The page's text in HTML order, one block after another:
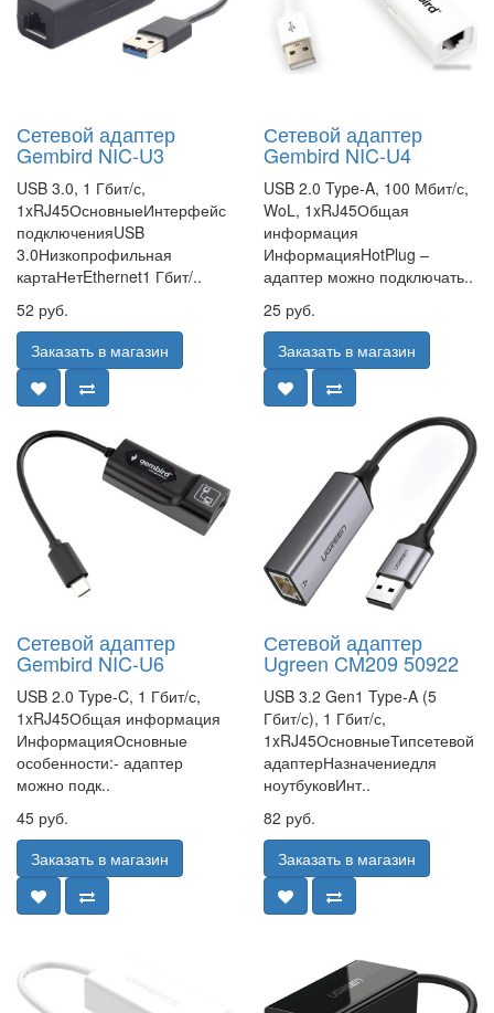
Сетевой адаптер
Gembird NIC-U3
USB 3.0, 1 Гбит/с,
1xRJ45ОсновныеИнтерфейс
подключенияUSB
3.0Низкопрофильная
картаНетEthernet1 Гбит/..
52 руб.
Заказать в магазин
Сетевой адаптер
Gembird NIC-U4
USB 2.0 Type-A, 100 Мбит/с,
WoL, 1xRJ45Общая
информация
ИнформацияHotPlug –
адаптер можно подключать..
25 руб.
Заказать в магазин
Сетевой адаптер
Gembird NIC-U6
USB 2.0 Type-C, 1 Гбит/с,
1xRJ45Общая информация
ИнформацияОсновные
особенности:- адаптер
можно подк..
45 руб.
Заказать в магазин
Сетевой адаптер
Ugreen CM209 50922
USB 3.2 Gen1 Type-A (5
Гбит/с), 1 Гбит/с,
1xRJ45ОсновныеТипсетевой
адаптерНазначениедля
ноутбуковИнт..
82 руб.
Заказать в магазин